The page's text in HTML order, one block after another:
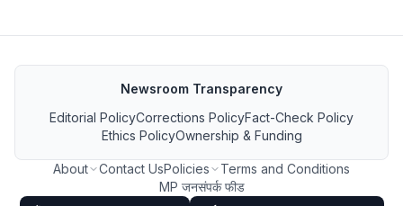
Newsroom Transparency
Editorial PolicyCorrections PolicyFact-Check Policy
Ethics PolicyOwnership & Funding
About Contact UsPolicies
Terms and Conditions
MP जनसंपर्क फीड